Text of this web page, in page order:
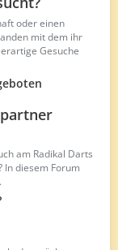
oder einen
mit dem ihr
Gesuche
am Radikal Darts
In diesem Forum